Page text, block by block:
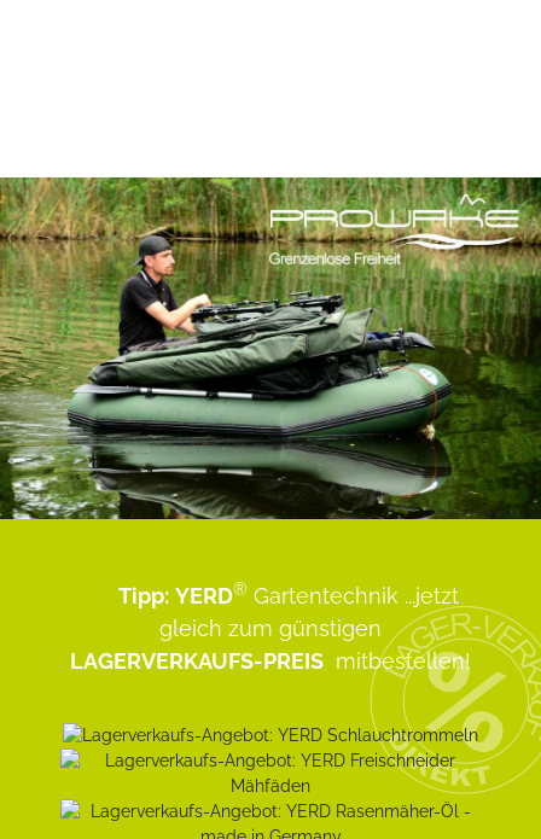
Tipp: YERD® Gartentechnik ...jetzt
gleich zum günstigen
LAGERVERKAUFS-PREIS mitbestellen!